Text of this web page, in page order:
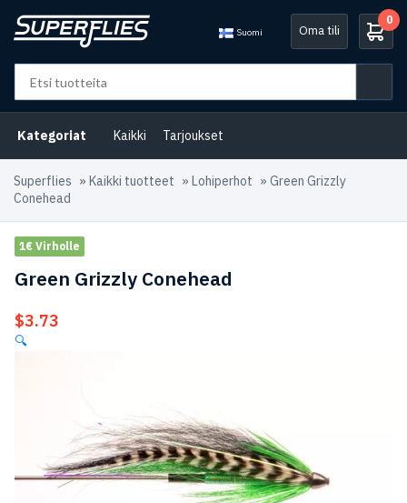
Suomi Oma tili
0
Kategoriat Kaikki Tarjoukset
Superflies » Kaikki tuotteet » Lohiperhot » Green Grizzly
Conehead
1€ Virholle
Green Grizzly Conehead
$3.73
🔍